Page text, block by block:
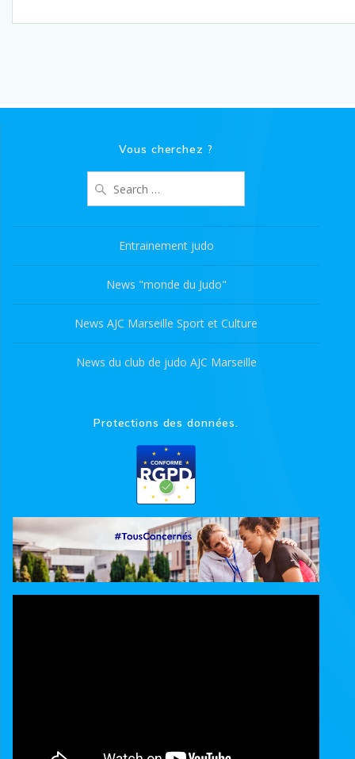
Vous cherchez ?
for:
Entrainement judo
News "monde du Judo"
News AJC Marseille Sport et Culture
News du club de judo AJC Marseille
Protections des données.